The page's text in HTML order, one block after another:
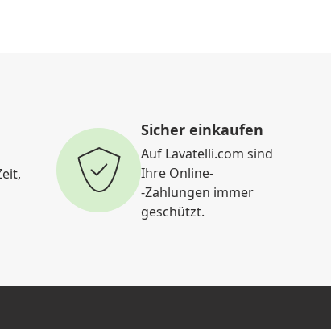
Sicher einkaufen
Auf Lavatelli.com sind
Ihre Online-
-Zahlungen immer
geschützt.